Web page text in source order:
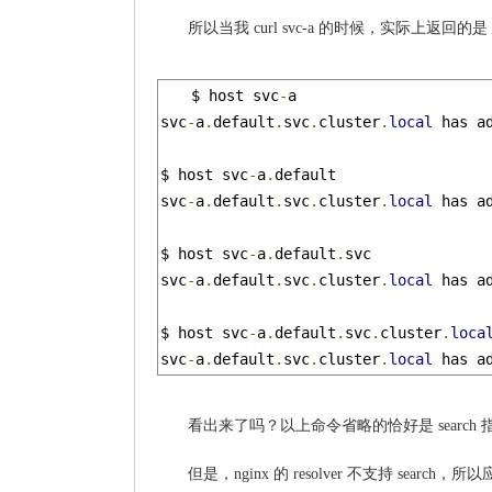
所以当我 curl svc-a 的时候，实际上返回的是
$ host svc-a
svc-a.default . svc. cluster. local has
$ host svc-a.default
svc-a.default . svc. cluster. local has
$ host svc-a.default . svc
svc-a.default . svc. cluster. local has
$ host svc-a.default . svc. cluster.
svc-a.default . svc. cluster. local has
看出来了吗？以上命令省略的恰好是 search
但是，nginx 的 resolver 不支持 search，所